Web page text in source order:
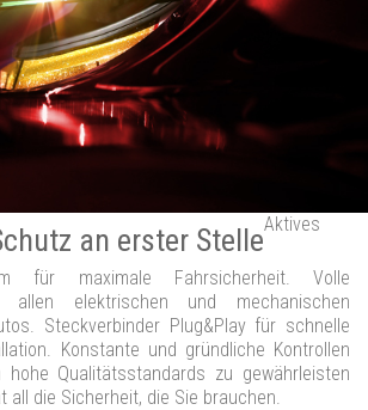
an erster StelleAktives
für maximale Fahrsicherheit. Volle
allen elektrischen und mechanischen
Steckverbinder Plug&Play für schnelle
Konstante und gründliche Kontrollen
Qualitätsstandards zu gewährleisten
all die Sicherheit, die Sie brauchen.